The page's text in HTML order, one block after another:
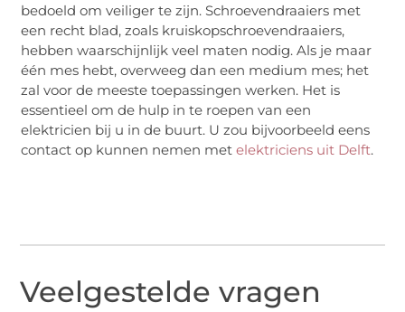
bedoeld om veiliger te zijn. Schroevendraaiers met
een recht blad, zoals kruiskopschroevendraaiers,
hebben waarschijnlijk veel maten nodig. Als je maar
één mes hebt, overweeg dan een medium mes; het
zal voor de meeste toepassingen werken. Het is
essentieel om de hulp in te roepen van een
elektricien bij u in de buurt. U zou bijvoorbeeld eens
contact op kunnen nemen metelektriciens uit Delft.
Veelgestelde vragen